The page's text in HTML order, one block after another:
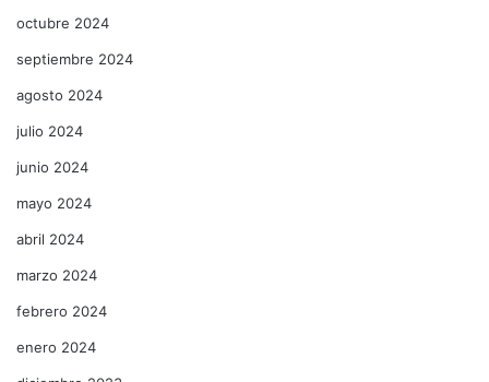
octubre 2024
septiembre 2024
agosto 2024
julio 2024
junio 2024
mayo 2024
abril 2024
marzo 2024
febrero 2024
enero 2024